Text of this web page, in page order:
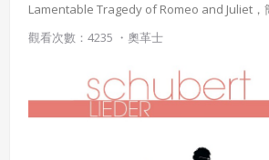
Lamentable Tragedy of Romeo and Juliet，
Juliet，是英國劇作家莎士比亞著名的正劇。本
年。 莎士比亞作為英國文藝復興時期最傑出的
稱之為“最偉大的戲劇天才”。 其作品幾乎是個
歐與茱麗葉》千年傳唱流了千年的淚水。
觀看次數：4235 ・ 奧革士
已閱讀 使用條款和隱私
違反前項約定者，本系統得終止會員資格
我同意上述會員條款